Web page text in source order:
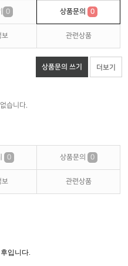
0 상품문의 0
보 관련상품
상품문의 쓰기 더보기
습니다.
0 상품문의 0
보 관련상품
입니다.